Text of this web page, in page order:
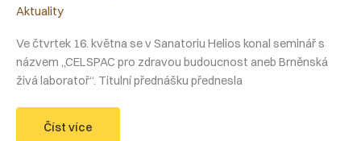
Aktuality
Ve čtvrtek 16. května se v Sanatoriu Helios konal seminář s
názvem „CELSPAC pro zdravou budoucnost aneb Brněnská
živá laboratoř“. Titulní přednášku přednesla
CELSPAC
Číst více